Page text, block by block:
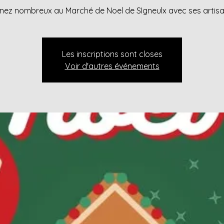
nombreux au Marché de Noel de SIgneulx avec ses
Les inscriptions sont closes
Voir d'autres événements